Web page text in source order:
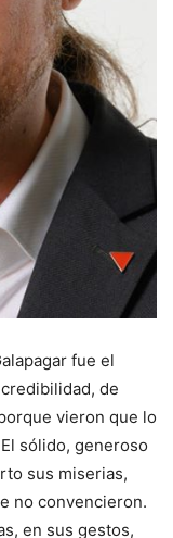
fue el
de
vieron que lo
sólido, generoso
sus miserias,
no convencieron.
en sus gestos,